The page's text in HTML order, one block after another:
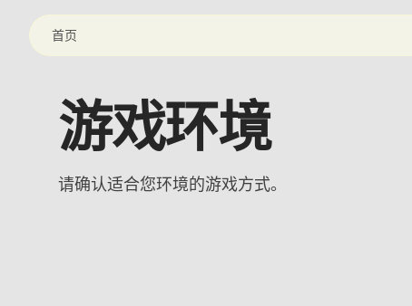
首页
游戏环境
请确认适合您环境的游戏方式。